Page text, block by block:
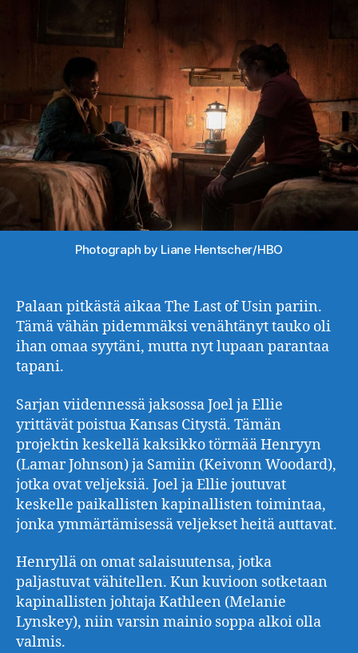
Photograph by Liane Hentscher/HBO
Palaan pitkästä aikaa The Last of Usin pariin.
Tämä vähän pidemmäksi venähtänyt tauko oli
ihan omaa syytäni, mutta nyt lupaan parantaa
tapani.
Sarjan viidennessä jaksossa Joel ja Ellie
yrittävät poistua Kansas Citystä. Tämän
projektin keskellä kaksikko törmää Henryyn
(Lamar Johnson) ja Samiin (Keivonn Woodard),
jotka ovat veljeksiä. Joel ja Ellie joutuvat
keskelle paikallisten kapinallisten toimintaa,
jonka ymmärtämisessä veljekset heitä auttavat.
Henryllä on omat salaisuutensa, jotka
paljastuvat vähitellen. Kun kuvioon sotketaan
kapinallisten johtaja Kathleen (Melanie
Lynskey), niin varsin mainio soppa alkoi olla
valmis.